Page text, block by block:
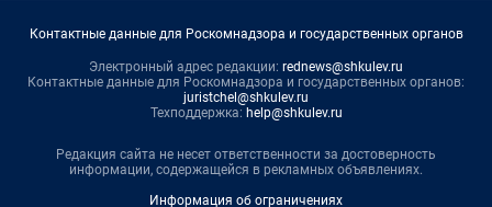
Контактные данные для Роскомнадзора и государственных органов
Электронный адрес редакции: rednews@shkulev.ru
Контактные данные для Роскомнадзора и государственных органов:
juristchel@shkulev.ru
Техподдержка: help@shkulev.ru
Редакция сайта не несет ответственности за достоверность
информации, содержащейся в рекламных объявлениях.
Информация об ограничениях